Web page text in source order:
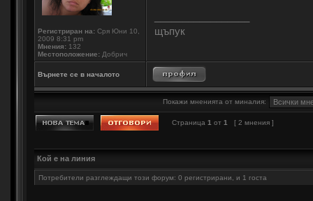
Регистриран на: Сря Юни 10,
2009 8:31 pm
Мнения: 132
Местоположение: Добрич
щъпук
Върнете се в началото
Покажи мненията от миналия:
Страница 1 от 1 [ 2 мнения ]
Кой е на линия
Потребители разглеждащи този форум: 0 регистрирани, и 1 госта